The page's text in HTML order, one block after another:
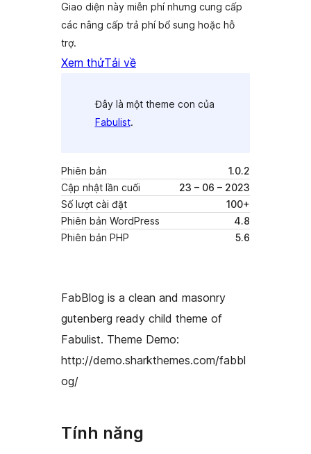
Giao diện này miễn phí nhưng cung cấp
các nâng cấp trả phí bổ sung hoặc hỗ
trợ.
Xem thửTải về
Đây là một theme con của
Fabulist.
Phiên bản
1.0.2
Cập nhật lần cuối
23 – 06 – 2023
Số lượt cài đặt
100+
Phiên bản WordPress
4.8
Phiên bản PHP
5.6
FabBlog is a clean and masonry
gutenberg ready child theme of
Fabulist. Theme Demo:
http://demo.sharkthemes.com/fabbl
og/
Tính năng